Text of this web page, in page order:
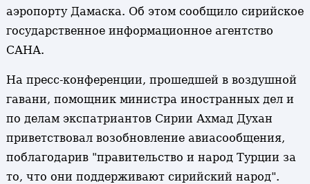
аэропорту Дамаска. Об этом сообщило сирийское
государственное информационное агентство
САНА.
На пресс-конференции, прошедшей в воздушной
гавани, помощник министра иностранных дел и
по делам экспатриантов Сирии Ахмад Духан
приветствовал возобновление авиасообщения,
поблагодарив "правительство и народ Турции за
то, что они поддерживают сирийский народ".